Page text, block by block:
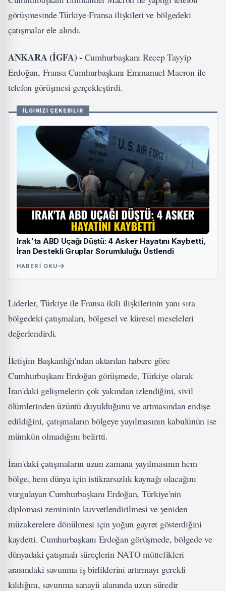
görüşmesinde Türkiye-Fransa ilişkileri ve bölgedeki
çatışmalar ele alındı.
ANKARA (İGFA) - Cumhurbaşkanı Recep Tayyip
Erdoğan, Fransa Cumhurbaşkanı Emmanuel Macron ile
telefon görüşmesi gerçekleştirdi.
İLGİNİZİ ÇEKEBİLİR
Irak'ta ABD Uçağı Düştü: 4 Asker Hayatını Kaybetti,
İran Destekli Gruplar Sorumluluğu Üstlendi
HABERI OKU
Liderler, Türkiye ile Fransa ikili ilişkilerinin yanı sıra
bölgedeki çatışmaları, bölgesel ve küresel meseleleri
değerlendirdi.
İletişim Başkanlığı'ndan aktarılan habere göre
Cumhurbaşkanı Erdoğan görüşmede, Türkiye olarak
İran'daki gelişmelerin çok yakından izlendiğini, sivil
ölümlerinden üzüntü duyulduğunu ve artmasından endişe
edildiğini, çatışmaların bölgeye yayılmasının kabulünün ise
mümkün olmadığını belirtti.
İran'daki çatışmaların uzun zamana yayılmasının hem
bölge, hem dünya için istikrarsızlık kaynağı olacağını
vurgulayan Cumhurbaşkanı Erdoğan, Türkiye'nin
diplomasi zemininin kuvvetlendirilmesi ve yeniden
müzakerelere dönülmesi için yoğun gayret gösterdiğini
kaydetti. Cumhurbaşkanı Erdoğan görüşmede, bölgede ve
dünyadaki çatışmalı süreçlerin NATO müttefikleri
arasındaki savunma iş birliklerini artırmayı gerekli
kıldığını, savunma sanayii alanında uzun süredir